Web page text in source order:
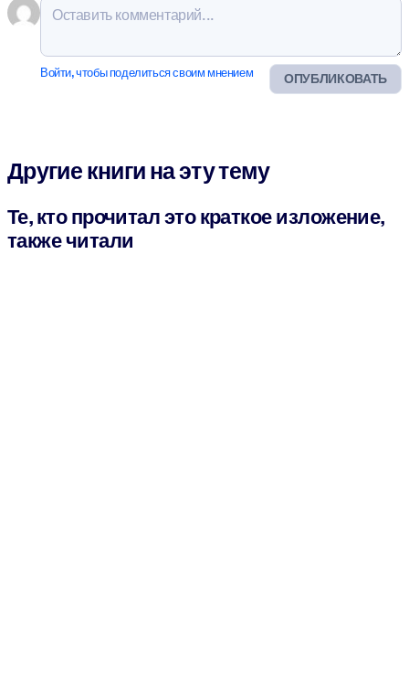
ОПУБЛИКОВАТЬ
Войти, чтобы поделиться своим мнением
Другие книги на эту тему
Те, кто прочитал это краткое изложение,
также читали